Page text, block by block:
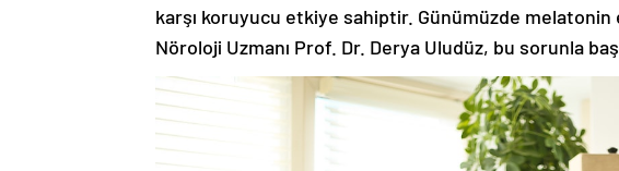
karşı koruyucu etkiye sahiptir. Günümüzde
Nöroloji Uzmanı Prof. Dr. Derya Uludüz, bu sorunla